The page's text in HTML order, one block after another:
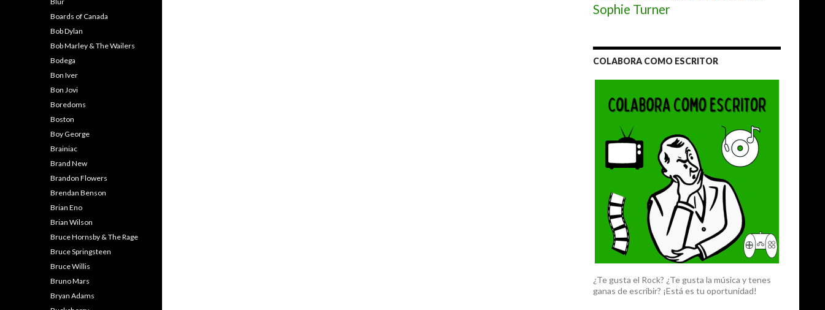
Sophie Turner
COLABORA COMO ESCRITOR
¿Te gusta el Rock? ¿Te gusta la música y tenes
ganas de escribir? ¡Está es tu oportunidad!
Boards of Canada
Bob Dylan
Bob Marley & The Wailers
Bodega
Bon Iver
Bon Jovi
Boredoms
Boston
Boy George
Brainiac
Brand New
Brandon Flowers
Brendan Benson
Brian Eno
Brian Wilson
Bruce Hornsby & The Rage
Bruce Springsteen
Bruce Willis
Bruno Mars
Bryan Adams